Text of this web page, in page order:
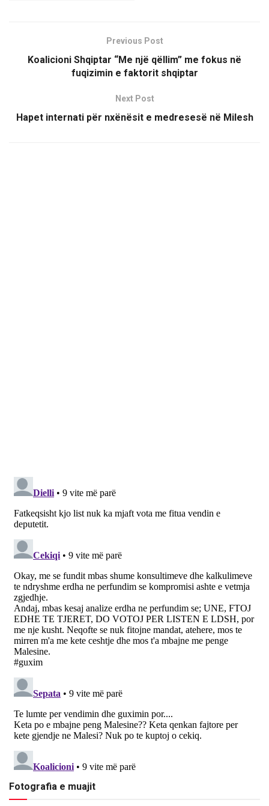
Previous Post
Koalicioni Shqiptar “Me një qëllim” me fokus në
fuqizimin e faktorit shqiptar
Next Post
Hapet internati për nxënësit e medresesë në Milesh
Fotografia e muajit